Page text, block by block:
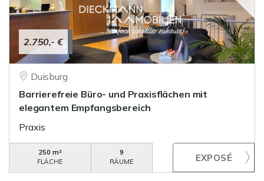
2.750,- €
Duisburg
Barrierefreie Büro- und Praxisflächen mit
elegantem Empfangsbereich
Praxis
250 m²
FLÄCHE
9
RÄUME